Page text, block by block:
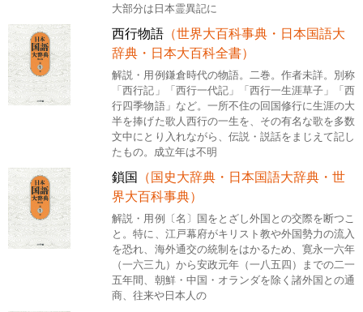
大部分は日本霊異記に
西行物語 （世界大百科事典・日本国語大
辞典・日本大百科全書）
解説・用例鎌倉時代の物語。二巻。作者未詳。別称
「西行記」「西行一代記」「西行一生涯草子」「西
行四季物語」など。一所不住の回国修行に生涯の大
半を捧げた歌人西行の一生を、その有名な歌を多数
文中にとり入れながら、伝説・説話をまじえて記し
たもの。成立年は不明
鎖国
（国史大辞典・日本国語大辞典・世
界大百科事典）
解説・用例〔名〕国をとざし外国との交際を断つこ
と。特に、江戸幕府がキリスト教や外国勢力の流入
を恐れ、海外通交の統制をはかるため、寛永一六年
（一六三九）から安政元年（一八五四）までの二一
五年間、朝鮮・中国・オランダを除く諸外国との通
商、往来や日本人の